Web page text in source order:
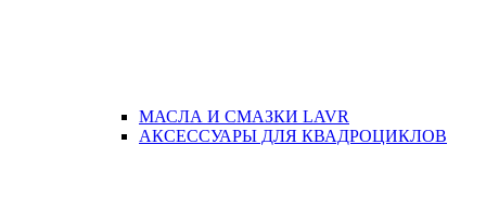
МАСЛА И СМАЗКИ LAVR
АКСЕССУАРЫ ДЛЯ КВАДРОЦИКЛОВ